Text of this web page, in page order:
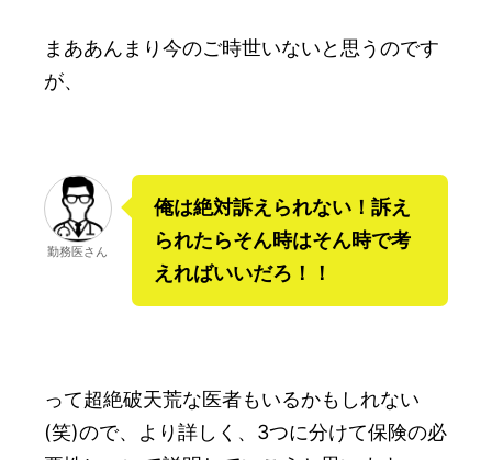
まああんまり今のご時世いないと思うのです
が、
勤務医さん
俺は絶対訴えられない！訴え
られたらそん時はそん時で考
えればいいだろ！！
って超絶破天荒な医者もいるかもしれない
(笑)ので、より詳しく、3つに分けて保険の必